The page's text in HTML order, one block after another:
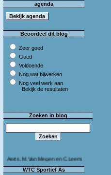
agenda
Beoordeel dit blog
Zeer goed
Goed
Voldoende
Nog wat bijwerken
Nog veel werk aan
Bekijk de resultaten
Zoeken in blog
Megen en C.Leeman - Van harte proficiat!
WTC Sportief As